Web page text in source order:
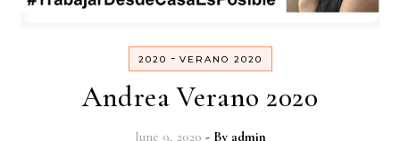
2020 - VERANO 2020
Andrea Verano 2020
June 9, 2020 - By admin